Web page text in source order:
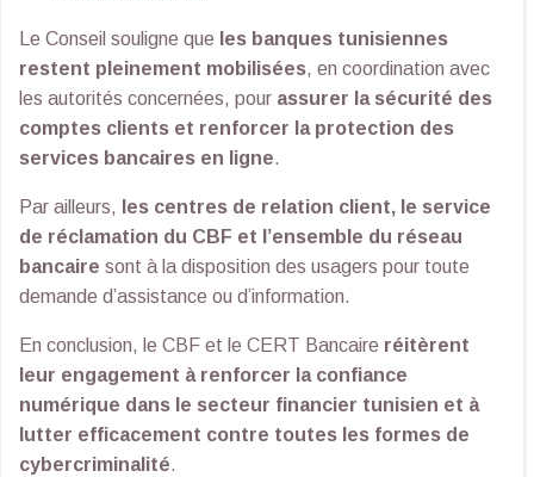
Le Conseil souligne que les banques tunisiennes
restent pleinement mobilisées, en coordination avec
les autorités concernées, pour assurer la sécurité des
comptes clients et renforcer la protection des
services bancaires en ligne.
Par ailleurs,
les centres de relation client, le service
de réclamation du CBF et l’ensemble du réseau
bancaire sont à la disposition des usagers pour toute
demande d’assistance ou d’information.
En conclusion, le CBF et le CERT Bancaire réitèrent
leur engagement à renforcer la confiance
numérique dans le secteur financier tunisien et à
lutter efficacement contre toutes les formes de
cybercriminalité.